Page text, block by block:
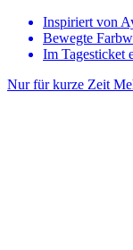
Inspiriert von
Bewegte
Im Tagesticket
Nur für kurze Zeit